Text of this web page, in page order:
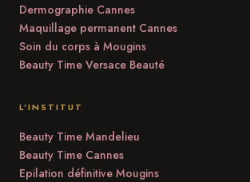
Dermographie Cannes
Maquillage permanent Cannes
Soin du corps à Mougins
Beauty Time Versace Beauté
L’INSTITUT
Beauty Time Mandelieu
Beauty Time Cannes
Epilation définitive Mougins